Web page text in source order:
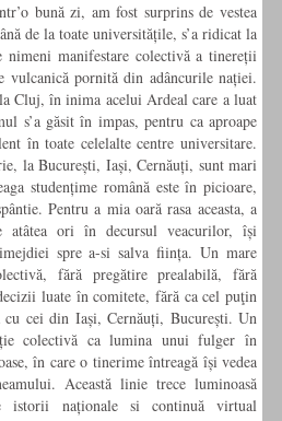
bună zi, am fost surprins de vestea
de la toate universitățile, s’a ridicat la
nimeni manifestare colectivă a tinereții
vulcanică pornită din adâncurile nației.
Cluj, în inima acelui Ardeal care a luat
s’a găsit în impas, pentru ca aproape
în toate celelalte centre universitare.
la București, Iași, Cernăuți, sunt mari
studențime română este în picioare,
Pentru a mia oară rasa aceasta, a
atâtea ori în decursul veacurilor, își
spre a-si salva ființa. Un mare
fără pregătire prealabilă, fără
luate în comitete, fără ca cel puţin
cu cei din Iași, Cernăuți, București. Un
colectivă ca lumina unui fulger în
în care o tinerime întreagă își vedea
Această linie trece luminoasă
istorii naționale si continuă virtual